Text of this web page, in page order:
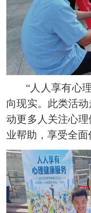
“人人享有心
向现实。此类活
动更多人关注心
业帮助，享受全面